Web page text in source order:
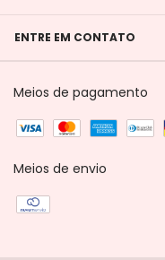
ENTRE EM CONTATO
Meios de pagamento
Meios de envio